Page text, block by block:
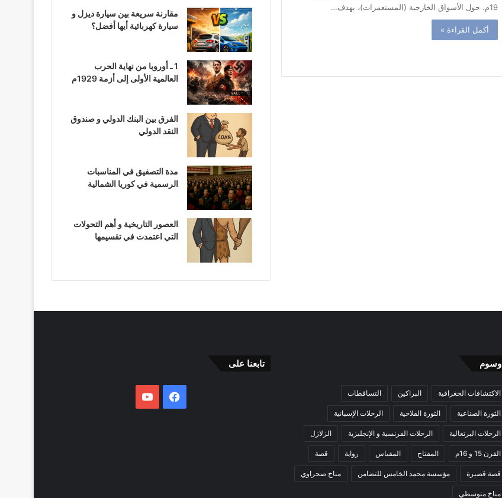
19م. حول الأسواق الخارجية (المستعمرات)، بهدف…
أكمل القراءة »
مقارنة سريعة بين سيارة ديزل و
سيارة كهربائية أيها أفضل؟
1 ـ أوروبا من نهاية الحرب
العالمية الأولى إلى أزمة 1929م
الفرق بين البنك الدولي و صندوق
النقد الدولي
مدة التصفيق في المناسبات
الرسمية في كوريا الشمالية
العصور التاريخية و أهم التحولات
التي اعتمدت في تقسيمها
وسوم
الاكتشافات الجغرافية البراكين التساقطات
الثورة الصناعية الثورة الفلاحية الرحلات الإسبانية
الرحلات البرتغالية الرحلات الفرنسية و الإنجليزية الزلازل
القرن 15 و 16م المفتاح المقياس رواية قصة
قصة قصيرة مؤسسة محمد الخامس للتضامن مناخ صحراوي
مناخ متوسطي
تابعنا على
فيسبوكيوتيوب